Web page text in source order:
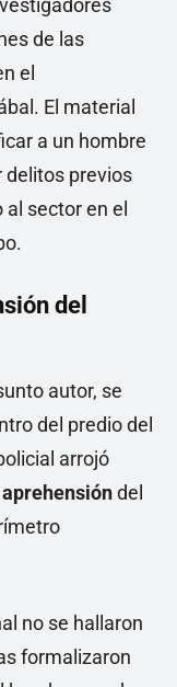
de las
el
El material
a un hombre
delitos previos
sector en el
del
autor, se
del predio del
arrojó
aprehensióndel
no se hallaron
formalizaron